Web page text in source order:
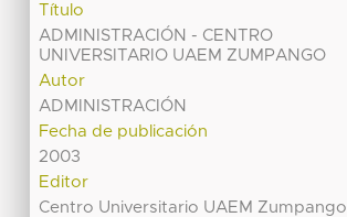
Título
ADMINISTRACIÓN - CENTRO
UNIVERSITARIO UAEM ZUMPANGO
Autor
ADMINISTRACIÓN
Fecha de publicación
2003
Editor
Centro Universitario UAEM Zumpango